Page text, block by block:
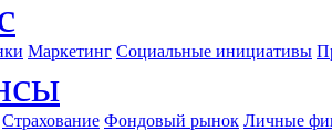
Маркетинг Социальные инициативы
Страхование Фондовый рынок Личные